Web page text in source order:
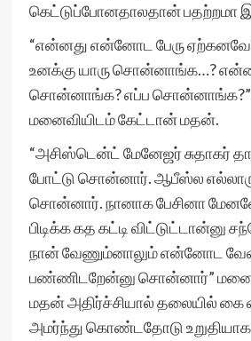
கெட்டுப்போனதாலதான் பதற்றமா
“என்னது என்னோட பேரு ஏற்கனவே
உனக்கு யாரு சொன்னாங்க…?
சொன்னாங்க? எப்ப சொன்னாங்க?”
மனைவியிடம் கேட்டான் மதன்.
“அசிஸ்டென்ட் மேனேஜர் சுதாகர்
போட்டு சொன்னார். ஆபீஸ்ல
சொன்னார். நானாக பேசினா
பிடிக்க கத கட்டி விட்டுட்டான்னு
நான் வேணும்னாலும் என்னோட
பண்ணிடறேன்னு சொன்னார்”
மதன் அதிர்ச்சியால் தலையில்
அமர்ந்து கொண்டதோடு உறுதியாக